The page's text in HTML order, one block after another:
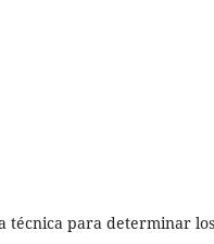
técnica para determinar los